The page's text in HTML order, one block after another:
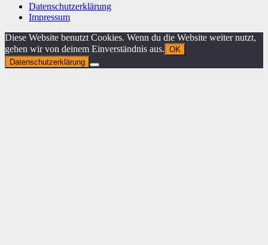
Datenschutzerklärung
Impressum
Diese Website benutzt Cookies. Wenn du die Website weiter nutzt,
gehen wir von deinem Einverständnis aus. OK
Datenschutzerklärung